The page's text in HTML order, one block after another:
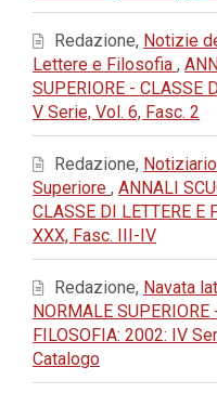
Redazione, Notizie
Lettere e Filosofia ,
SUPERIORE - CLASSE
V Serie, Vol. 6, Fasc. 2
Redazione,
Superiore , ANNALI
CLASSE DI LETTERE E
XXX, Fasc. III-IV
Redazione, Navata
NORMALE
FILOSOFIA: 2002: IV
Catalogo